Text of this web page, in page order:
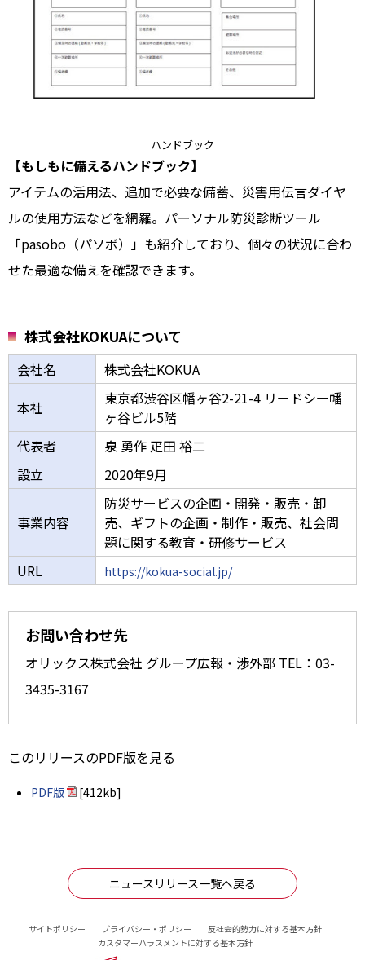
ハンドブック
【もしもに備えるハンドブック】
アイテムの活用法、追加で必要な備蓄、災害用伝言ダイヤ
ルの使用方法などを網羅。パーソナル防災診断ツール
「pasobo（パソボ）」も紹介しており、個々の状況に合わ
せた最適な備えを確認できます。
株式会社KOKUAについて
会社名
株式会社KOKUA
本社
東京都渋谷区幡ヶ谷2-21-4 リードシー幡
ヶ谷ビル5階
代表者
泉 勇作 疋田 裕二
設立
2020年9月
事業内容
防災サービスの企画・開発・販売・卸
売、ギフトの企画・制作・販売、社会問
題に関する教育・研修サービス
URL
https://kokua-social.jp/
お問い合わせ先
オリックス株式会社 グループ広報・渉外部 TEL：03-
3435-3167
このリリースのPDF版を見る
PDF版 [412kb]
ニュースリリース一覧へ戻る
サイトポリシー プライバシー・ポリシー
反社会的勢力に対する基本方針
カスタマーハラスメントに対する基本方針